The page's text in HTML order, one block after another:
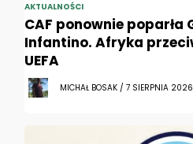
AKTUALNOŚCI
CAF ponownie poparła
Infantino. Afryka
UEFA
MICHAŁ BOSAK / 7 SIERPNIA